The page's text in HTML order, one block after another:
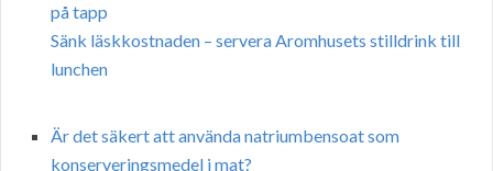
på tapp
Sänk läskkostnaden – servera Aromhusets stilldrink till
lunchen
Är det säkert att använda natriumbensoat som
konserveringsmedel i mat?